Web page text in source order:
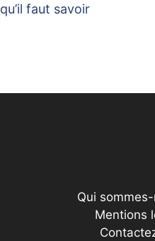
qu’il faut savoir
Qui
Mentions